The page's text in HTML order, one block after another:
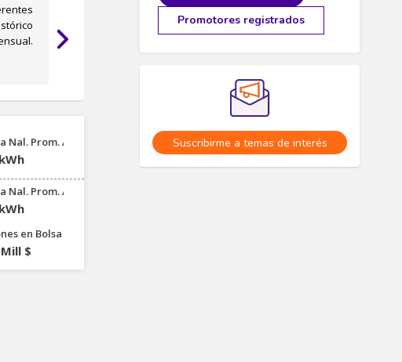
Promotores registrados
Suscribirme a temas de interés